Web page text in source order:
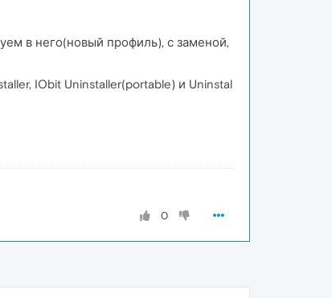
в него(новый профиль), с заменой,
IObit Uninstaller(portable) и Uninstal
0